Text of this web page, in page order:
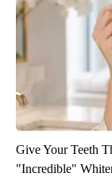
Give Your Teeth
"Incredible"